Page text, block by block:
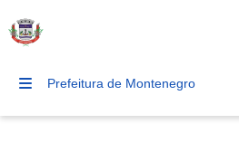
Prefeitura de Montenegro